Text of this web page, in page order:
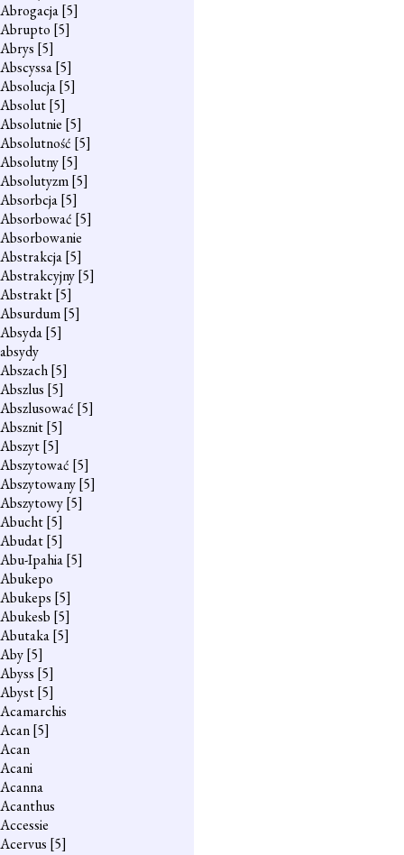
Abrogacja[5]
Abrupto [5]
Abrys [5]
Abscyssa[5]
Absolucja[5]
Absolut[5]
Absolutnie [5]
Absolutność [5]
Absolutny[5]
Absolutyzm[5]
Absorbcja[5]
Absorbować [5]
Absorbowanie
Abstrakcja[5]
Abstrakcyjny[5]
Abstrakt[5]
Absurdum[5]
Absyda[5]
absydy
Abszach[5]
Abszlus [5]
Abszlusować [5]
Absznit[5]
Abszyt[5]
Abszytować [5]
Abszytowany[5]
Abszytowy[5]
Abucht[5]
Abudat[5]
Abu-Ipahia[5]
Abukepo
Abukeps [5]
Abukesb [5]
Abutaka[5]
Aby[5]
Abyss [5]
Abyst[5]
Acamarchis
Acan[5]
Acan
Acani
Acanna
Acanthus
Accessie
Acervus [5]